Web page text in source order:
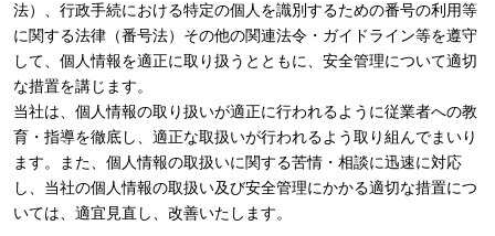
法）、行政手続における特定の個人を識別するための番号の利用等
に関する法律（番号法）その他の関連法令・ガイドライン等を遵守
して、個人情報を適正に取り扱うとともに、安全管理について適切
な措置を講じます。
当社は、個人情報の取り扱いが適正に行われるように従業者への教
育・指導を徹底し、適正な取扱いが行われるよう取り組んでまいり
ます。また、個人情報の取扱いに関する苦情・相談に迅速に対応
し、当社の個人情報の取扱い及び安全管理にかかる適切な措置につ
いては、適宜見直し、改善いたします。